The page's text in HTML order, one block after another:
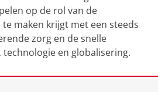
op de rol van de
maken krijgt met een steeds
zorg en de snelle
en globalisering.